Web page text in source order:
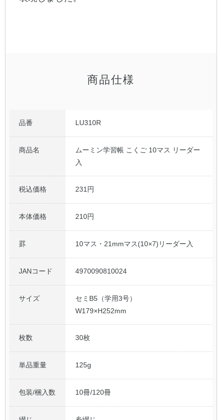
商品仕様
品番 LU310R
商品名
ムーミン学習帳 こくご 10マス リーダー
入
税込価格 231円
本体価格 210円
罫 10マス・21mmマス(10×7)リーダー入
JANコード 4970090810024
サイズ
セミB5（学用3号）
W179×H252mm
枚数 30枚
単品重量 125g
包装/梱入数 10冊/120冊